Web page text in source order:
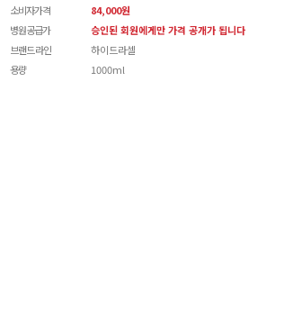
소비자가격
84,000원
병원공급가
승인된 회원에게만 가격 공개가 됩니다
브랜드 라인
하이드라셀
용량
1000ml